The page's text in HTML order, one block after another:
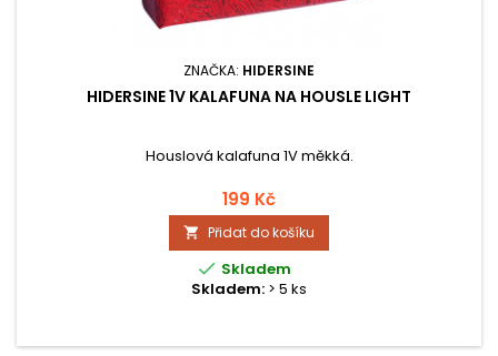
ZNAČKA: HIDERSINE
HIDERSINE 1V KALAFUNA NA HOUSLE LIGHT
Houslová kalafuna 1V měkká.
199 Kč
 Přidat do košíku
 Skladem
Skladem: > 5 ks